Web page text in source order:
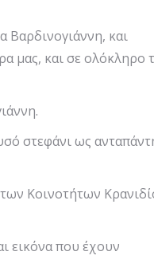
και
μας, και σε ολόκληρο
στεφάνι ως
Κοινοτήτων
εικόνα που έχουν